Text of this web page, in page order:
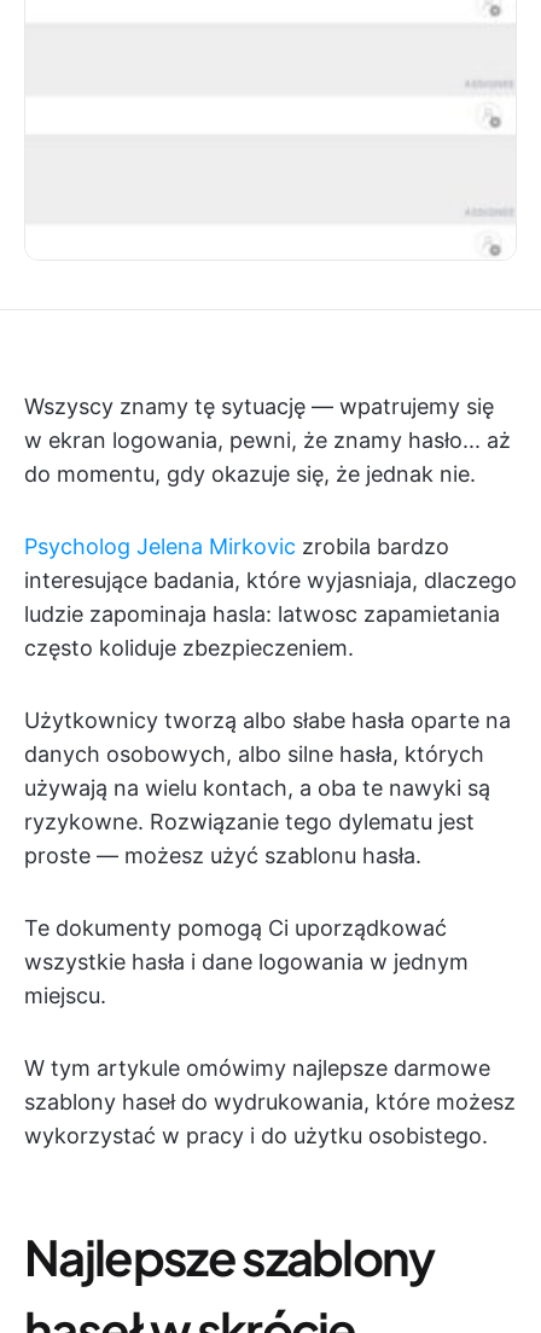
Wszyscy znamy tę sytuację — wpatrujemy się
w ekran logowania, pewni, że znamy hasło... aż
do momentu, gdy okazuje się, że jednak nie.
Psycholog Jelena Mirkovic zrobila bardzo
interesujące badania, które wyjasniaja, dlaczego
ludzie zapominaja hasla: latwosc zapamietania
często koliduje zbezpieczeniem.
Użytkownicy tworzą albo słabe hasła oparte na
danych osobowych, albo silne hasła, których
używają na wielu kontach, a oba te nawyki są
ryzykowne. Rozwiązanie tego dylematu jest
proste — możesz użyć szablonu hasła.
Te dokumenty pomogą Ci uporządkować
wszystkie hasła i dane logowania w jednym
miejscu.
W tym artykule omówimy najlepsze darmowe
szablony haseł do wydrukowania, które możesz
wykorzystać w pracy i do użytku osobistego.
Najlepsze szablony